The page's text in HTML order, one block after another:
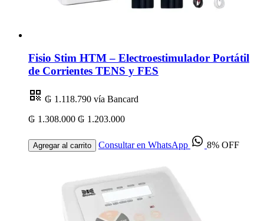
Fisio Stim HTM – Electroestimulador Portátil
de Corrientes TENS y FES
₲ 1.118.790 vía Bancard
₲ 1.308.000 ₲ 1.203.000
Agregar al carrito Consultar en WhatsApp 8% OFF